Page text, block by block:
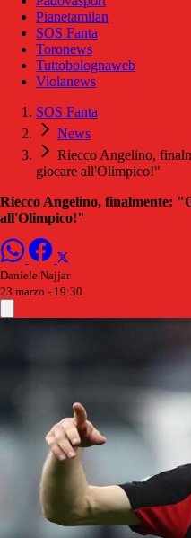
Pianetamilan
SOS Fanta
Toronews
Tuttobolognaweb
Violanews
SOS Fanta
News
Riecco Angelino,
giocare all'Olimpico!"
Riecco Angelino, finalmente:
all'Olimpico!"
Daniele Najjar
23 marzo - 19:30